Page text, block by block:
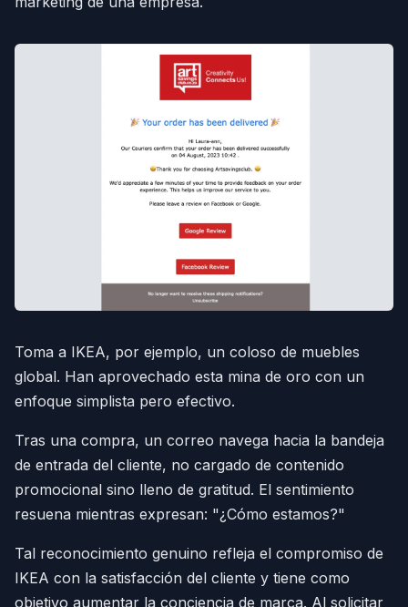
Toma a IKEA, por ejemplo, un coloso de muebles
global. Han aprovechado esta mina de oro con un
enfoque simplista pero efectivo.
Tras una compra, un correo navega hacia la bandeja
de entrada del cliente, no cargado de contenido
promocional sino lleno de gratitud. El sentimiento
resuena mientras expresan: "¿Cómo estamos?"
Tal reconocimiento genuino refleja el compromiso de
IKEA con la satisfacción del cliente y tiene como
objetivo aumentar la conciencia de marca. Al solicitar